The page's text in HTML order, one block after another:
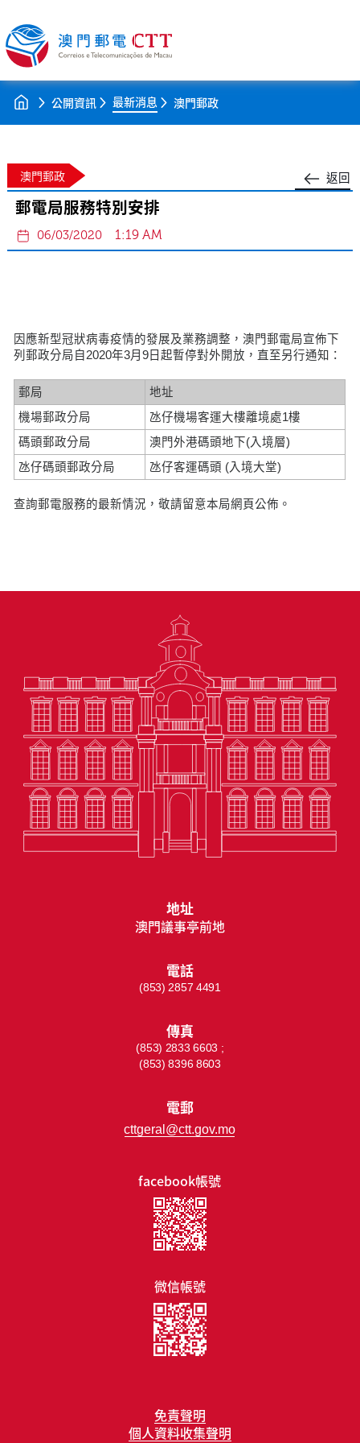
公開資訊 最新消息 澳門郵政
返回
澳門郵政
郵電局服務特別安排
06/03/2020 1:19 AM
因應新型冠狀病毒疫情的發展及業務調整，澳門郵電局宣佈下
列郵政分局自2020年3月9日起暫停對外開放，直至另行通知：
郵局
地址
機場郵政分局
氹仔機場客運大樓離境處1樓
碼頭郵政分局
澳門外港碼頭地下(入境層)
氹仔碼頭郵政分局
氹仔客運碼頭 (入境大堂)
查詢郵電服務的最新情況，敬請留意本局網頁公佈。
免責聲明
個人資料收集聲明
facebook帳號
微信帳號
地址
澳門議事亭前地
電話
(853) 2857 4491
傳真
(853) 2833 6603 ;
(853) 8396 8603
電郵
cttgeral@ctt.gov.mo